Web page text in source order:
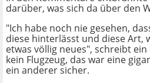
darüber, was sich da über den
"Ich habe noch nie gesehen,
diese hinterlässt und diese Art,
etwas völlig neues", schreibt
kein Flugzeug, das war eine
ein anderer sicher.